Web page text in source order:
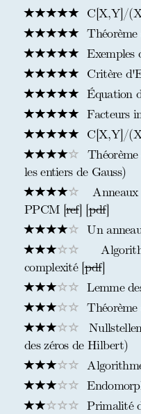
C[X,Y]/
Exemples
Critère
Équation
Facteurs
C[X,Y]/
les entiers de Gauss)
PPCM [ref] [pdf]
Un
complexité [pdf]
Lemme
des zéros de Hilbert)
Primalité